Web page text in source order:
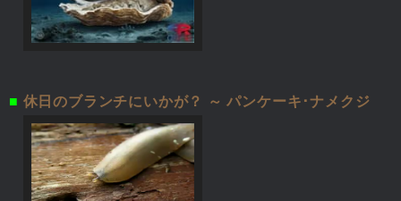
■ 休日のブランチにいかが？ ～ パンケーキ･ナメクジ